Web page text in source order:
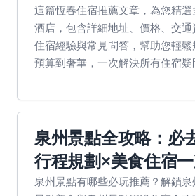
這篇恆春住宿推薦文章，為您精
酒店，包含詳細地址、價格、交
住宿經驗與常見問答，幫助您輕
預算到奢華，一次解決所有住宿疑
泉州景點全攻略：必
行程規劃×美食住宿一
泉州景點有哪些必玩推薦？解鎖